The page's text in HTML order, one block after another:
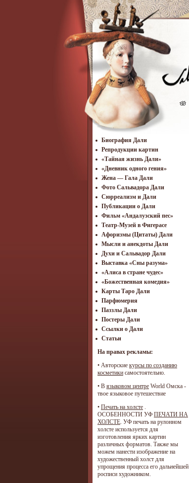
Биография Дали
Репродукции картин
«Тайная жизнь Дали»
«Дневник одного гения»
Жена — Гала Дали
Фото Сальвадора Дали
Cюрреализм и Дали
Публикации о Дали
Фильм «Андалузский пес»
Театр-Музей в Фигерасе
Афоризмы (Цитаты) Дали
Мысли и анекдоты Дали
Духи и Сальвадор Дали
Выставка «Сны разума»
«Алиса в стране чудес»
«Божественная комедия»
Карты Таро Дали
Парфюмерия
Паззлы Дали
Постеры Дали
Ссылки о Дали
Статьи
На правах рекламы:
• Авторские курсы по созданию
косметики самостоятельно.
• В языковом центре World Омска -
твое языковое путешествие
• Печать на холсте .
ОСОБЕННОСТИ УФ ПЕЧАТИ НА
ХОЛСТЕ. УФ печать на рулонном
холсте используется для
изготовления ярких картин
различных форматов. Также мы
можем нанести изображение на
художественный холст для
упрощения процесса его дальнейшей
росписи художником.